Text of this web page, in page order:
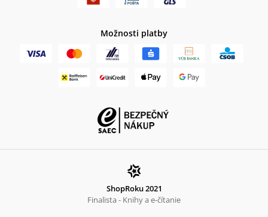
Možnosti platby
ShopRoku 2021
Finalista - Knihy a e-čítanie